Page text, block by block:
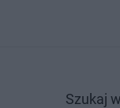
Szukaj